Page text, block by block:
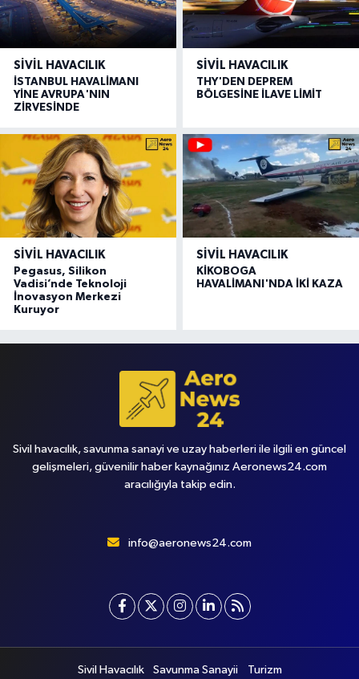
SIVIL HAVACILIK
İSTANBUL HAVALİMANI
YİNE AVRUPA'NIN
ZİRVESİNDE
SIVIL HAVACILIK
THY'DEN DEPREM
BÖLGESİNE İLAVE LİMİT
SIVIL HAVACILIK
Pegasus, Silikon
Vadisi’nde Teknoloji
İnovasyon Merkezi
Kuruyor
SIVIL HAVACILIK
KİKOBOGA
HAVALİMANI'NDA İKİ KAZA
Sivil havacılık, savunma sanayi ve uzay haberleri ile ilgili en güncel
gelişmeleri, güvenilir haber kaynağınız Aeronews24.com
aracılığıyla takip edin.
info@aeronews24.com
Sivil Havacılık Savunma Sanayii Turizm